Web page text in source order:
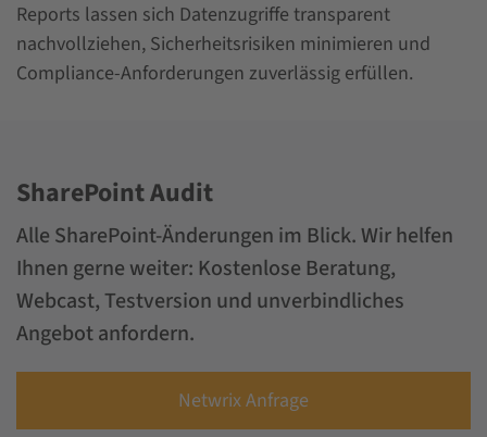
Reports lassen sich Datenzugriffe transparent
nachvollziehen, Sicherheitsrisiken minimieren und
Compliance-Anforderungen zuverlässig erfüllen.
SharePoint Audit
Alle SharePoint-Änderungen im Blick. Wir helfen
Ihnen gerne weiter: Kostenlose Beratung,
Webcast, Testversion und unverbindliches
Angebot anfordern.
Netwrix Anfrage